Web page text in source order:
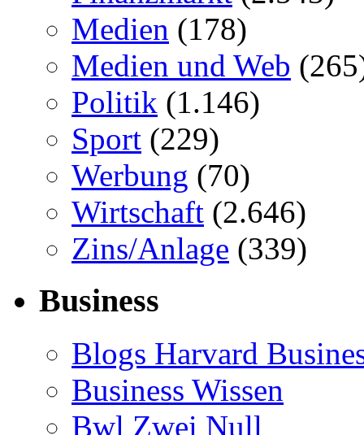
Medien (178)
Medien und Web
Politik (1.146)
Sport (229)
Werbung (70)
Wirtschaft (2.646)
Zins/Anlage (339)
Business
Blogs Harvard
Business Wissen
Bwl Zwei Null